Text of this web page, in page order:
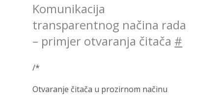
Komunikacija
transparentnog načina rada
– primjer otvaranja čitača #
/*
Otvaranje čitača u prozirnom načinu